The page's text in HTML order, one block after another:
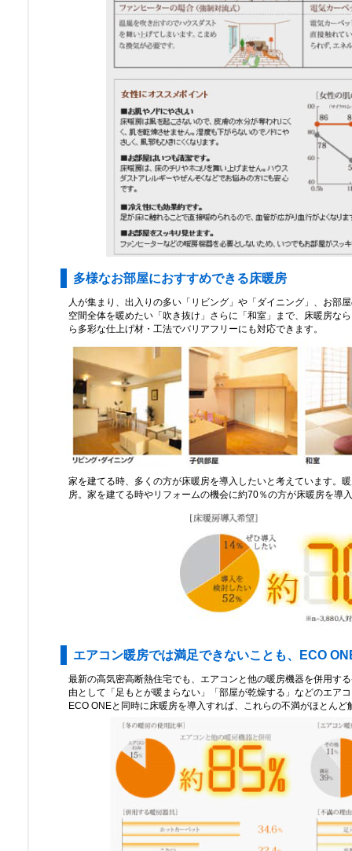
多様なお部屋におすすめできる床暖房
人が集まり、出入りの多い「リビング」や「ダイニング」、お部
空間全体を暖めたい「吹き抜け」さらに「和室」まで、床暖房な
ら多彩な仕上げ材・工法でバリアフリーにも対応できます。
家を建てる時、多くの方が床暖房を導入したいと考えています。
房。家を建てる時やリフォームの機会に約70％の方が床暖房を導
エアコン暖房では満足できないことも、ECO
最新の高気密高断熱住宅でも、エアコンと他の暖房機器を併用す
由として「足もとが暖まらない」「部屋が乾燥する」などのエア
ECO ONEと同時に床暖房を導入すれば、これらの不満がほとんど